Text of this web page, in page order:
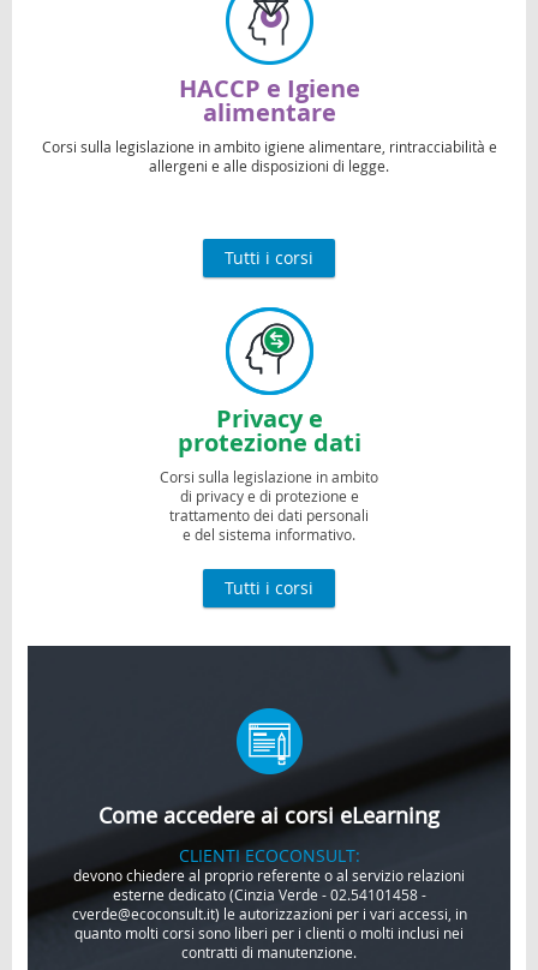
HACCP e Igiene
alimentare
Corsi sulla legislazione in ambito igiene alimentare, rintracciabilità e
allergeni e alle disposizioni di legge.
Tutti i corsi
Privacy e
protezione dati
Corsi sulla legislazione in ambito
di privacy e di protezione e
trattamento dei dati personali
e del sistema informativo.
Tutti i corsi
Come accedere ai corsi eLearning
CLIENTI ECOCONSULT:
devono chiedere al proprio referente o al servizio relazioni
esterne dedicato (Cinzia Verde - 02.54101458 -
cverde@ecoconsult.it) le autorizzazioni per i vari accessi, in
quanto molti corsi sono liberi per i clienti o molti inclusi nei
contratti di manutenzione.